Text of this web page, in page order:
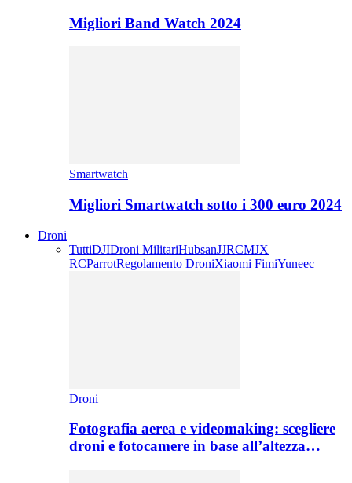
Migliori Band Watch 2024
Smartwatch
Migliori Smartwatch sotto i 300 euro 2024
Droni
TuttiDJIDroni MilitariHubsanJJRCMJX
RCParrotRegolamento DroniXiaomi FimiYuneec
Droni
Fotografia aerea e videomaking: scegliere
droni e fotocamere in base all’altezza…